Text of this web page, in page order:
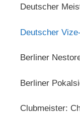
Deutscher
Deutscher
Berliner
Berliner
Clubmeister: